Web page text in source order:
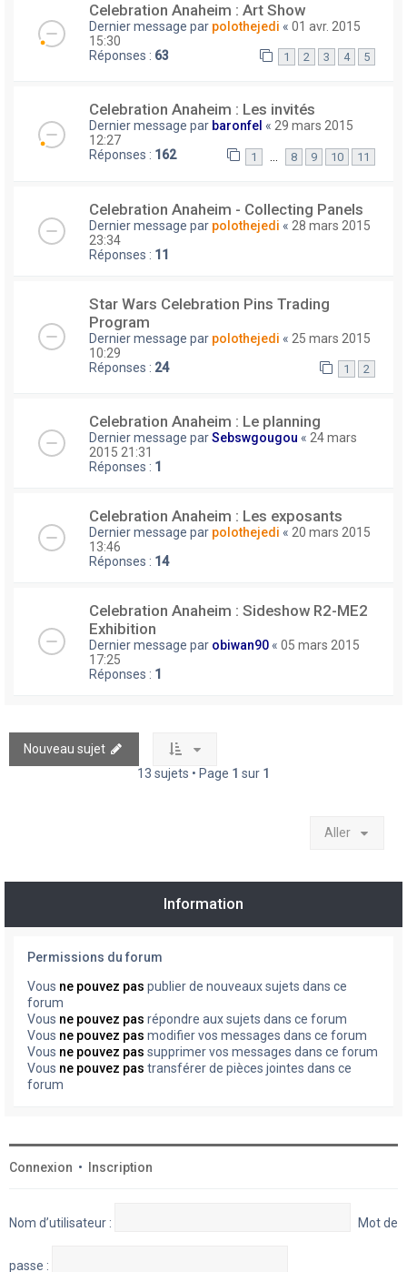
Celebration Anaheim : Art Show
Dernier message par polothejedi « 01 avr. 2015
15:30
Réponses : 63 1 2 3 4 5
Celebration Anaheim : Les invités
Dernier message par baronfel « 29 mars 2015
12:27
Réponses : 162 1 8 9 10 11
Celebration Anaheim - Collecting Panels
Dernier message par polothejedi « 28 mars 2015
23:34
Réponses : 11
Star Wars Celebration Pins Trading
Program
Dernier message par polothejedi « 25 mars 2015
10:29
Réponses : 24 1 2
Celebration Anaheim : Le planning
Dernier message parSebswgougou « 24 mars
2015 21:31
Réponses : 1
Celebration Anaheim : Les exposants
Dernier message par polothejedi « 20 mars 2015
13:46
Réponses : 14
Celebration Anaheim : Sideshow R2-ME2
Exhibition
Dernier message par obiwan90 « 05 mars 2015
17:25
Réponses : 1
Nouveau sujet
13 sujets • Page 1 sur 1
Aller
Information
Permissions du forum
Vous ne pouvez pas publier de nouveaux sujets dans ce
forum
Vous ne pouvez pas répondre aux sujets dans ce forum
Vous ne pouvez pas modifier vos messages dans ce forum
Vous ne pouvez pas supprimer vos messages dans ce forum
Vous ne pouvez pas transférer de pièces jointes dans ce
forum
Connexion • Inscription
Nom d’utilisateur : Mot de
passe :